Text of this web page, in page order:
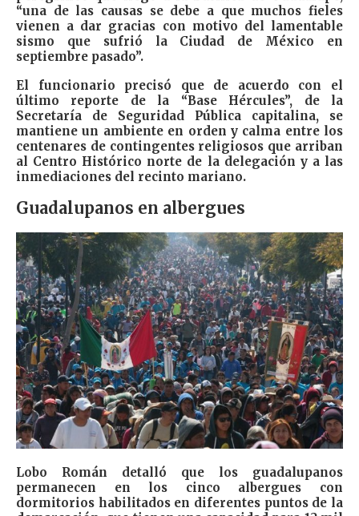
“una de las causas se debe a que muchos fieles
vienen a dar gracias con motivo del lamentable
sismo que sufrió la Ciudad de México en
septiembre pasado”.
El funcionario precisó que de acuerdo con el
último reporte de la “Base Hércules”, de la
Secretaría de Seguridad Pública capitalina, se
mantiene un ambiente en orden y calma entre los
centenares de contingentes religiosos que arriban
al Centro Histórico norte de la delegación y a las
inmediaciones del recinto mariano.
Guadalupanos en albergues
Lobo Román detalló que los guadalupanos
permanecen en los cinco albergues con
dormitorios habilitados en diferentes puntos de la